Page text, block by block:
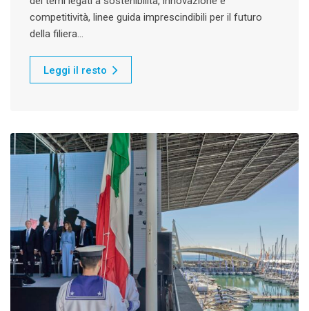
competitività, linee guida imprescindibili per il futuro
della filiera…
Leggi il resto